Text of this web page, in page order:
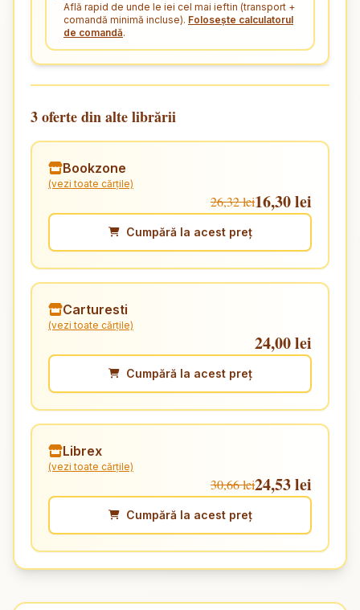
Află rapid de unde le iei cel mai ieftin (transport +
comandă minimă incluse). Folosește calculatorul
de comandă.
3 oferte din alte librării
Bookzone
(vezi toate cărțile)
26,32 lei16,30 lei
Cumpără la acest preț
Carturesti
(vezi toate cărțile)
24,00 lei
Cumpără la acest preț
Librex
(vezi toate cărțile)
30,66 lei24,53 lei
Cumpără la acest preț